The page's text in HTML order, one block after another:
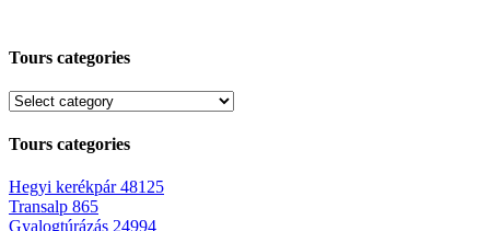
Tours categories
Tours categories
Hegyi kerékpár48125
Transalp 865
Gyalogtúrázás 24994